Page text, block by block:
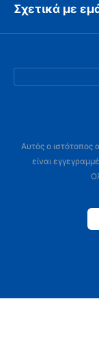
Σχετικά με
Αυτός ο ιστότοπος
είναι